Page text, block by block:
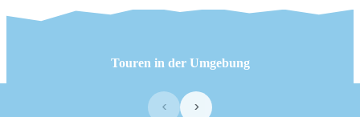
Touren in der Umgebung
‹ ›